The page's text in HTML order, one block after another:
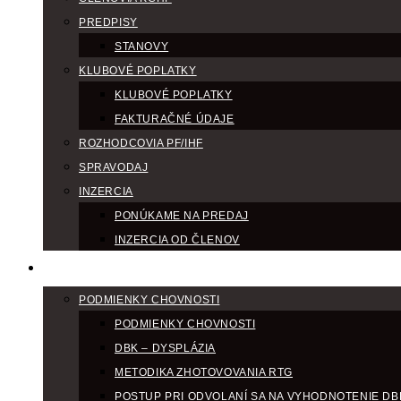
PREDPISY
STANOVY
KLUBOVÉ POPLATKY
KLUBOVÉ POPLATKY
FAKTURAČNÉ ÚDAJE
ROZHODCOVIA PF/IHF
SPRAVODAJ
INZERCIA
PONÚKAME NA PREDAJ
INZERCIA OD ČLENOV
PODMIENKY CHOVNOSTI
PODMIENKY CHOVNOSTI
DBK – DYSPLÁZIA
METODIKA ZHOTOVOVANIA RTG
POSTUP PRI ODVOLANÍ SA NA VYHODNOTENIE